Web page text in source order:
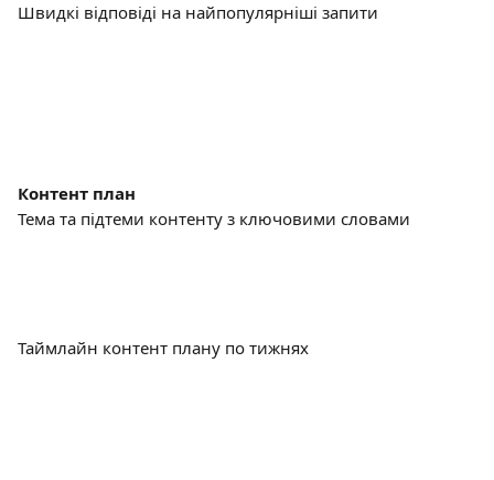
Швидкі відповіді на найпопулярніші запити
Контент план
Тема та підтеми контенту з ключовими словами
Таймлайн контент плану по тижнях